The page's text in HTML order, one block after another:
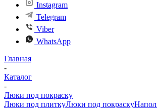
Instagram
Telegram
Viber
WhatsApp
Главная
-
Каталог
-
Люки под покраску
Люки под плиткуЛюки под покраску